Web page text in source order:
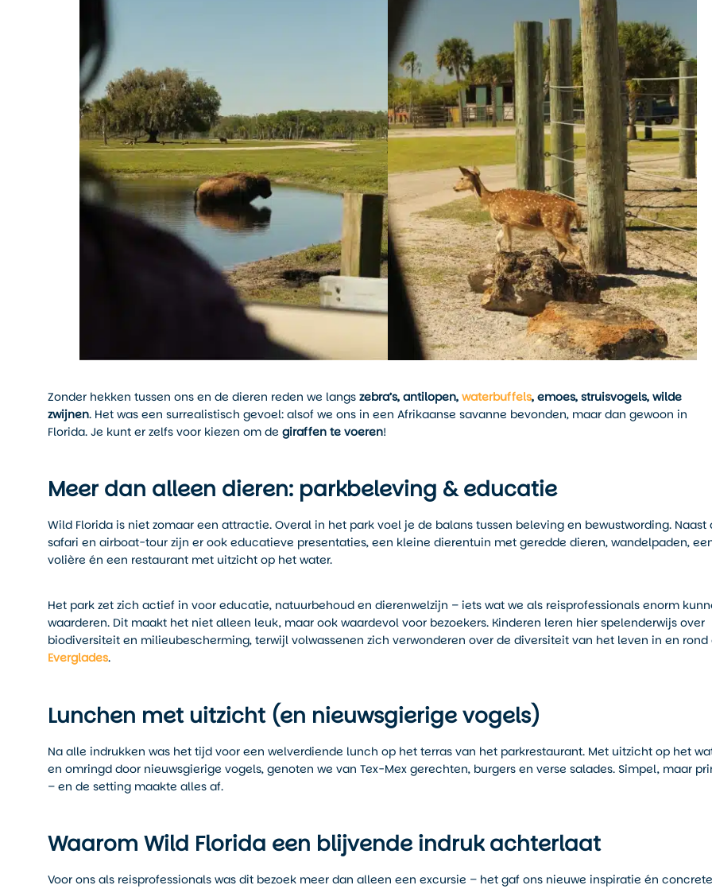
Zonder hekken tussen ons en de dieren reden we langs zebra’s, antilopen, waterbuffels, emoes, struisvogels, wilde
zwijnen. Het was een surrealistisch gevoel: alsof we ons in een Afrikaanse savanne bevonden, maar dan gewoon in
Florida. Je kunt er zelfs voor kiezen om de giraffen te voeren!
Meer dan alleen dieren: parkbeleving & educatie
Wild Florida is niet zomaar een attractie. Overal in het park voel je de balans tussen beleving en bewustwording. Naast
safari en airboat-tour zijn er ook educatieve presentaties, een kleine dierentuin met geredde dieren, wandelpaden,
volière én een restaurant met uitzicht op het water.
Het park zet zich actief in voor educatie, natuurbehoud en dierenwelzijn – iets wat we als reisprofessionals enorm
waarderen. Dit maakt het niet alleen leuk, maar ook waardevol voor bezoekers. Kinderen leren hier spelenderwijs over
biodiversiteit en milieubescherming, terwijl volwassenen zich verwonderen over de diversiteit van het leven in en rond
Everglades.
Lunchen met uitzicht (en nieuwsgierige vogels)
Na alle indrukken was het tijd voor een welverdiende lunch op het terras van het parkrestaurant. Met uitzicht op het
en omringd door nieuwsgierige vogels, genoten we van Tex-Mex gerechten, burgers en verse salades. Simpel, maar
– en de setting maakte alles af.
Waarom Wild Florida een blijvende indruk achterlaat
Voor ons als reisprofessionals was dit bezoek meer dan alleen een excursie – het gaf ons nieuwe inspiratie én concrete